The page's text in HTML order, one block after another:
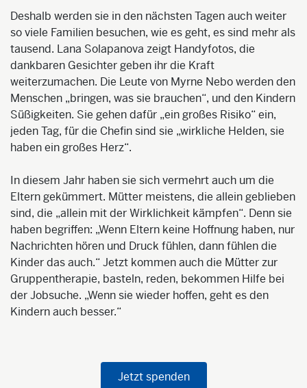
Deshalb werden sie in den nächsten Tagen auch weiter
so viele Familien besuchen, wie es geht, es sind mehr als
tausend. Lana Solapanova zeigt Handyfotos, die
dankbaren Gesichter geben ihr die Kraft
weiterzumachen. Die Leute von Myrne Nebo werden den
Menschen „bringen, was sie brauchen“, und den Kindern
Süßigkeiten. Sie gehen dafür „ein großes Risiko“ ein,
jeden Tag, für die Chefin sind sie „wirkliche Helden, sie
haben ein großes Herz“.
In diesem Jahr haben sie sich vermehrt auch um die
Eltern gekümmert. Mütter meistens, die allein geblieben
sind, die „allein mit der Wirklichkeit kämpfen“. Denn sie
haben begriffen: „Wenn Eltern keine Hoffnung haben, nur
Nachrichten hören und Druck fühlen, dann fühlen die
Kinder das auch.“ Jetzt kommen auch die Mütter zur
Gruppentherapie, basteln, reden, bekommen Hilfe bei
der Jobsuche. „Wenn sie wieder hoffen, geht es den
Kindern auch besser.“
Jetzt spenden